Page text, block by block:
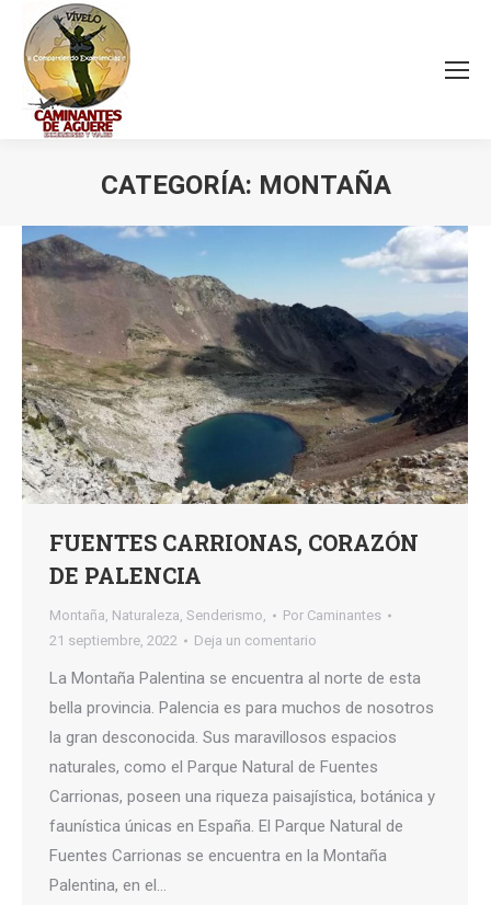
CATEGORÍA: MONTAÑA
FUENTES CARRIONAS, CORAZÓN
DE PALENCIA
Montaña, Naturaleza, Senderismo, Por Caminantes
21 septiembre, 2022
Deja un comentario
La Montaña Palentina se encuentra al norte de esta
bella provincia. Palencia es para muchos de nosotros
la gran desconocida. Sus maravillosos espacios
naturales, como el Parque Natural de Fuentes
Carrionas, poseen una riqueza paisajística, botánica y
faunística únicas en España. El Parque Natural de
Fuentes Carrionas se encuentra en la Montaña
Palentina, en el…